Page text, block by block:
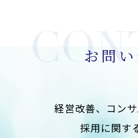
ための必要な措置を講じま
4.苦情・相談の対応
要な内部体制の整備に努
5.個人情報保護のための
お問
経営改善、コンサ
採用に関す